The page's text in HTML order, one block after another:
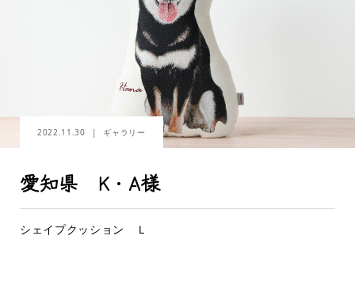
2022.11.30 ギャラリー
愛知県 K・A様
シェイプクッション Ｌ